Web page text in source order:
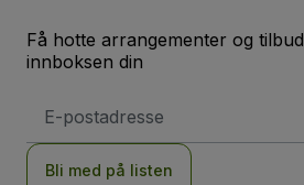
Få hotte arrangementer og
innboksen din
postadresse
Bli med på listen